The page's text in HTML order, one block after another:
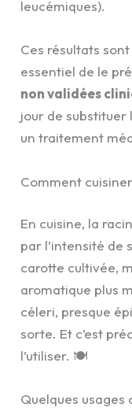
leucémiques).
Ces résultats
essentiel de le
non validées
jour de substituer
un traitement
Comment
En cuisine, la
par l’intensité de
carotte cultivée,
aromatique plus
céleri, presque
sorte. Et c’est
l’utiliser. 🍽️
Quelques usages